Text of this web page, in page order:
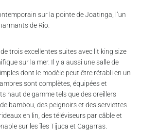
sur la pointe de Joatinga, l’un
de Rio.
trois excellentes suites avec lit king size
sur la mer. Il y a aussi une salle de
dont le modèle peut être rétabli en un
sont complètes, équipées et
haut de gamme tels que des oreillers
bambou, des peignoirs et des serviettes
en lin, des téléviseurs par câble et
sur les îles Tijuca et Cagarras.